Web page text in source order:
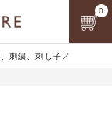
刺繍、刺し子／
0